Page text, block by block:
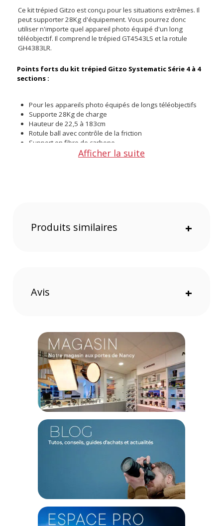
Ce kit trépied Gitzo est conçu pour les situations extrêmes. Il
peut supporter 28Kg d'équipement. Vous pourrez donc
utiliser n'importe quel appareil photo équipé d'un long
téléobjectif. Il comprend le trépied GT4543LS et la rotule
GH4383LR.
Points forts du kit trépied Gitzo Systematic Série 4 à 4
sections :
Pour les appareils photo équipés de longs téléobjectifs
Supporte 28Kg de charge
Hauteur de 22,5 à 183cm
Rotule ball avec contrôle de la friction
Support en fibre de carbone
Jambes de 4 sections
verrouillage indépendant. Vos mouvements sont fluides et
précis.
extrêmes. Il peut supporter jusqu'à 25Kg d'équipement. Il
peut donc s'utiliser avec les appareils photo reflex et
hybrides équipés de longs téléobjectifs. Il supporte les
températures extrêmes de -30 à 70 degrés.
Caractéristiques du kit trépied Gitzo Systematic Série 4
à 4 sections :
Fabricant : Gitzo
Référence : GK4543LS-83LR
Nombre de sections : x4
Fixation : 1/4 pouce ; 3/8 pouce
Type de jambes : Monotubes
Angles des jambes : 23 ; 53 ; 86 degrés
Afficher la suite
Produits similaires +
Avis +